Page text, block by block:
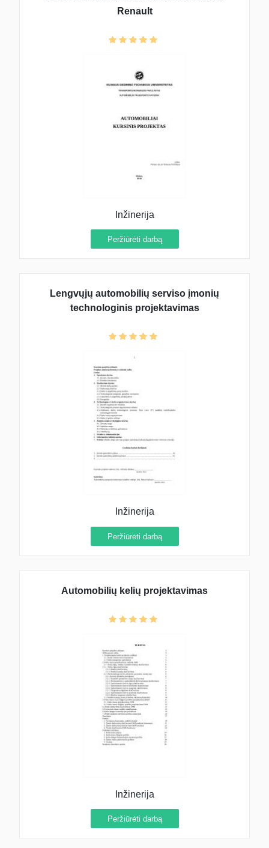
Renault
Inžinerija
Peržiūrėti darbą
Lengvųjų automobilių serviso įmonių
technologinis projektavimas
Inžinerija
Peržiūrėti darbą
Automobilių kelių projektavimas
Inžinerija
Peržiūrėti darbą